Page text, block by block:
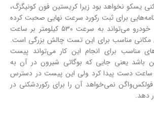
یسکو نخواهد بود زیرا کریستین فون کونیگزگ،
برای ثبت رکورد سرعت نهایی صحبت کرده
و مدعی است که این خودرو می‌تواند به سرعت ۵۳۰ کیلومتر بر ساعت
مکانی مناسب برای این تست چالش بزرگی است.
مناسب برای انجام این کار می‌تواند پیست
باشد یعنی جایی که بوگاتی شیرون در آن به
بر ساعت دست پیدا کرد ولی این پیست در دسترس
نمی‌خواهد آن را برای رکوردشکنی در
دهد.